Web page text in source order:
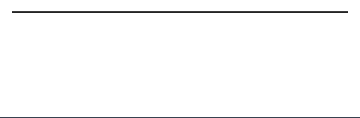
утвердили своих кандидатов на пост президента —